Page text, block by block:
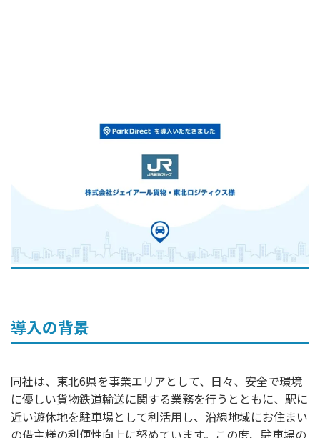
導入の背景
同社は、東北6県を事業エリアとして、日々、安全で環境
に優しい貨物鉄道輸送に関する業務を行うとともに、駅に
近い遊休地を駐車場として利活用し、沿線地域にお住まい
の借主様の利便性向上に努めています。この度、駐車場の